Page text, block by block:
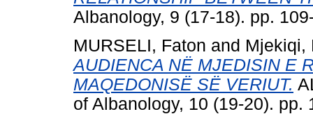
Albanology, 9 (17-18). pp.
MURSELI, Faton and Mjekiqi,
AUDIENCA NË MJEDISIN E
MAQEDONISË SË VERIUT.
of Albanology, 10 (19-20). pp.